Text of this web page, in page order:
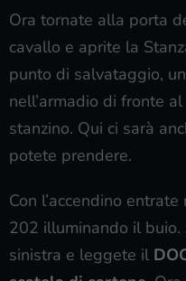
Ora tornate alla porta
cavallo e aprite la
punto di salvataggio,
nell’armadio di fronte
stanzino. Qui ci sarà
potete prendere.
Con l’accendino
202 illuminando il buio.
sinistra e leggete il